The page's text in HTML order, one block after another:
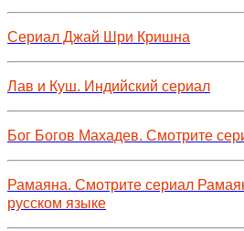
Сериал Джай Шри Кришна
Лав и Куш. Индийский сериал
Бог Богов Махадев. Смотрите
Рамаяна. Смотрите сериал
русском языке